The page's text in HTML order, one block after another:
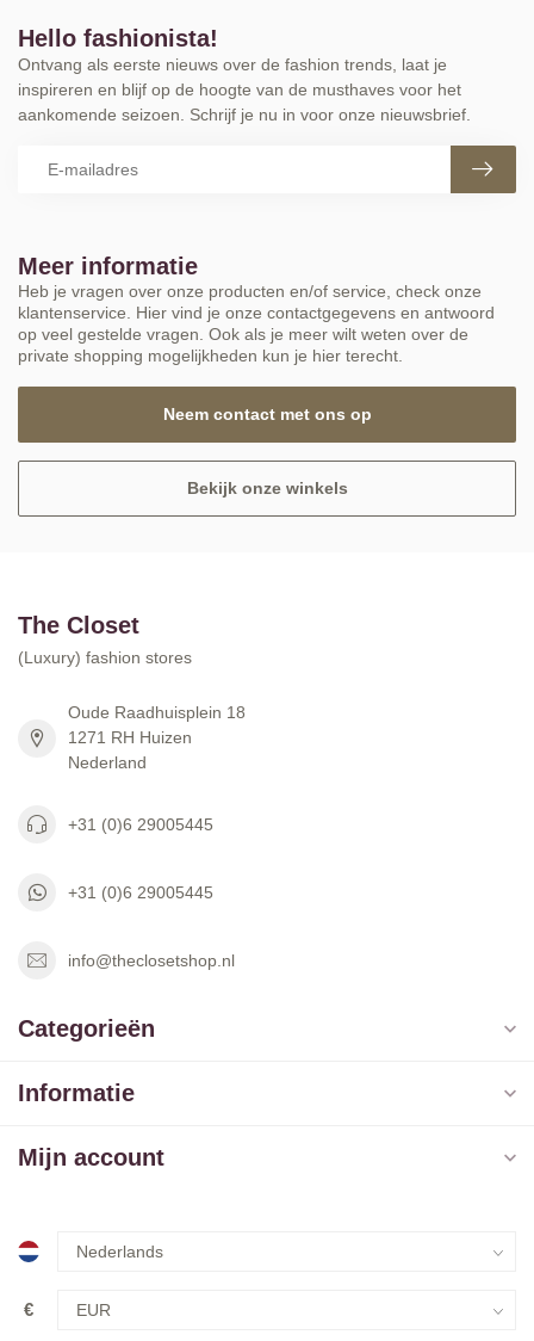
Meer informatie
Heb je vragen over onze producten en/of service, check onze
klantenservice. Hier vind je onze contactgegevens en antwoord
op veel gestelde vragen. Ook als je meer wilt weten over de
private shopping mogelijkheden kun je hier terecht.
Neem contact met ons op
Bekijk onze winkels
Hello fashionista!
Ontvang als eerste nieuws over de fashion trends, laat je
inspireren en blijf op de hoogte van de musthaves voor het
aankomende seizoen. Schrijf je nu in voor onze nieuwsbrief.
The Closet
(Luxury) fashion stores
Oude Raadhuisplein 18
1271 RH Huizen
Nederland
+31 (0)6 29005445
+31 (0)6 29005445
info@theclosetshop.nl
Categorieën
Informatie
Mijn account
€